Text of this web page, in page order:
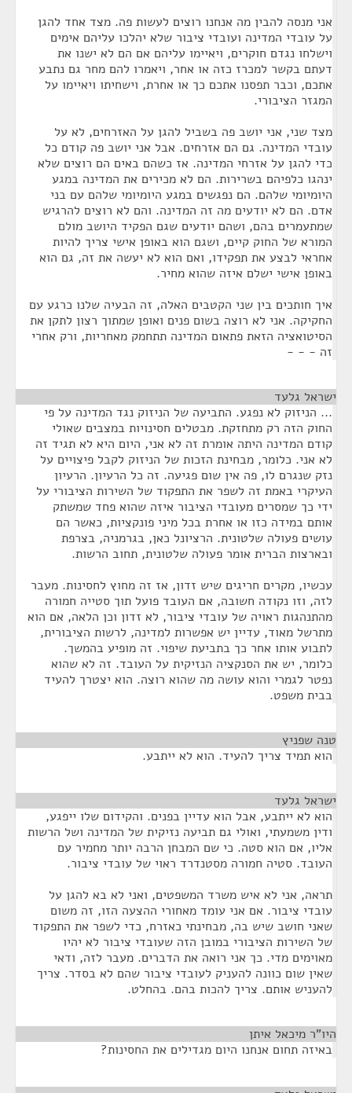
אני מנסה להבין מה אנחנו רוצים לעשות פה. מצד אחד להגן
על עובדי המדינה ועובדי ציבור שלא יהלכו עליהם אימים
וישלחו נגדם חוקרים, ויאיימו עליהם אם הם לא ישנו את
דעתם בקשר למכרז כזה או אחר, ויאמרו להם מחר גם נתבע
אתכם, וכבר תפסנו אתכם כך או אחרת, וישחיתו ויאיימו על
המגזר הציבורי.
מצד שני, אני יושב פה בשביל להגן על האזרחים, לא על
עובדי המדינה. גם הם אזרחים. אבל אני יושב פה קודם כל
כדי להגן על אזרחי המדינה. אז כשהם באים הם רוצים שלא
ינהגו כלפיהם בשרירות. הם לא מכירים את המדינה במגע
היומיומי שלהם. הם נפגשים במגע היומיומי שלהם עם בני
אדם. הם לא יודעים מה זה המדינה. והם לא רוצים להרגיש
שמתעמרים בהם, ושהם יודעים שגם הפקיד היושב מולם
המורא של החוק קיים, ושגם הוא באופן אישי צריך להיות
אחראי לבצע את תפקידו, ואם הוא לא יעשה את זה, גם הוא
באופן אישי ישלם איזה שהוא מחיר.
איך חותכים בין שני הקטבים האלה, זה הבעיה שלנו כרגע עם
החקיקה. אני לא רוצה בשום פנים ואופן שמתוך רצון לתקן את
הסיטואציה הזאת פתאום המדינה תתחמק מאחריות, ורק אחרי
זה - - -
ישראל גלעד
... הניזוק לא נפגע. התביעה של הניזוק נגד המדינה על פי
החוק הזה רק מתחזקת. מבטלים חסינויות במצבים שאולי
קודם המדינה היתה אומרת זה לא אני, היום היא לא תגיד זה
לא אני. כלומר, מבחינת הזכות של הניזוק לקבל פיצויים על
נזק שנגרם לו, פה אין שום פגיעה. זה כל הרעיון. הרעיון
העיקרי באמת זה לשפר את התפקוד של השירות הציבורי על
ידי כך שמסרים מעובדי הציבור איזה שהוא פחד שמשתק
אותם במידה כזו או אחרת בכל מיני פונקציות, כאשר הם
עושים פעולה שלטונית. הרציונל כאן, בגרמניה, בצרפת
ובארצות הברית אומר פעולה שלטונית, תחוב הרשות.
עכשיו, מקרים חריגים שיש זדון, אז זה מחוץ לחסינות. מעבר
לזה, וזו נקודה חשובה, אם העובד פועל תוך סטייה חמורה
מהתנהגות ראויה של עובדי ציבור, לא זדון וכן הלאה, אם הוא
מתרשל מאוד, עדיין יש אפשרות למדינה, לרשות הציבורית,
לתבוע אותו אחר כך בתביעת שיפוי. זה מופיע בהמשך.
כלומר, יש את הסנקציה הנזיקית על העובד. זה לא שהוא
נפטר לגמרי והוא עושה מה שהוא רוצה. הוא יצטרך להעיד
בבית משפט.
טנה שפניץ
הוא תמיד צריך להעיד. הוא לא ייתבע.
ישראל גלעד
הוא לא ייתבע, אבל הוא עדיין בפנים. והקידום שלו ייפגע,
ודין משמעתי, ואולי גם תביעה נזיקית של המדינה ושל הרשות
אליו, אם הוא סטה. כי שם המבחן הרבה יותר מחמיר עם
העובד. סטיה חמורה מסטנדרד ראוי של עובדי ציבור.
תראה, אני לא איש משרד המשפטים, ואני לא בא להגן על
עובדי ציבור. אם אני עומד מאחורי ההצעה הזו, זה משום
שאני חושב שיש בה, מבחינתי כאזרח, כדי לשפר את התפקוד
של השירות הציבורי במובן הזה שעובדי ציבור לא יהיו
מאוימים מדי. כך אני רואה את הדברים. מעבר לזה, ודאי
שאין שום כוונה להעניק לעובדי ציבור שהם לא בסדר. צריך
להעניש אותם. צריך להכות בהם. בהחלט.
היו"ר מיכאל איתן
באיזה תחום אנחנו היום מגדילים את החסינות?